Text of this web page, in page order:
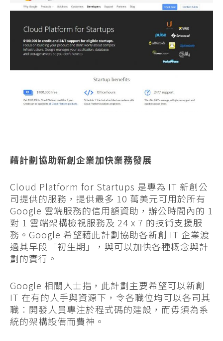
藉計劃協助新創企業加快業務發展
Cloud Platform for Startups 是專為 IT 新創公
司提供的服務，提供最多 10 萬美元可用於所有
Google 雲端服務的信用額資助，辦公時間內的 1
對 1 雲端架構檢視服務及 24 x 7 的技術支援服
務。Google 希望藉此計劃協助各新創 IT 企業渡
過其早段「初生期」，與可以加快各種概念與計
劃的實行。
Google 相關人士指，此計劃主要希望可以新創
IT 在有的人手與資源下，令各職位均可以各司其
職：開發人員專注於程式碼的建設，而毋須為系
統的架構設備而費神。